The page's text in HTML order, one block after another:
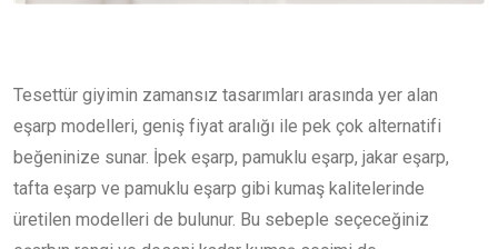
Tesettür giyimin zamansız tasarımları arasında yer alan
eşarp modelleri, geniş fiyat aralığı ile pek çok alternatifi
beğeninize sunar. İpek eşarp, pamuklu eşarp, jakar eşarp,
tafta eşarp ve pamuklu eşarp gibi kumaş kalitelerinde
üretilen modelleri de bulunur. Bu sebeple seçeceğiniz